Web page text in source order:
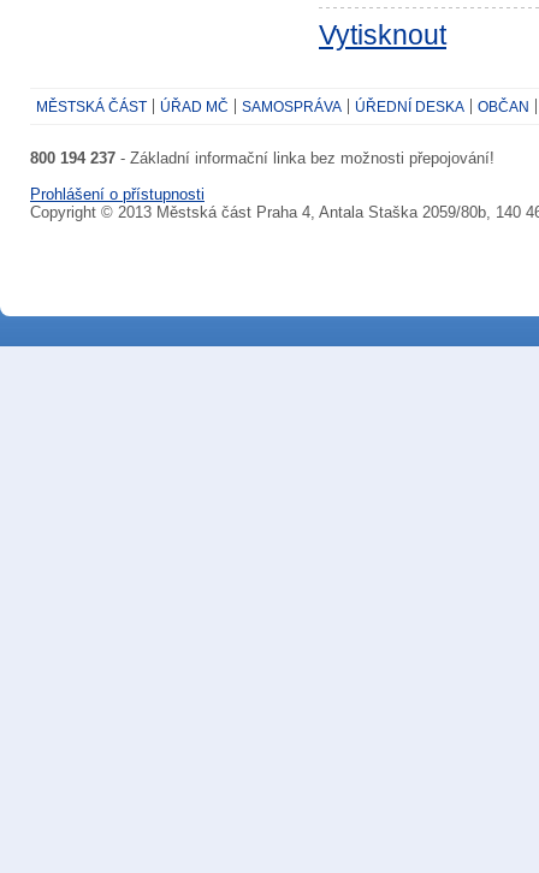
Vytisknout
MĚSTSKÁ ČÁST ÚŘAD MČ SAMOSPRÁVA ÚŘEDNÍ DESKA OBČAN
800 194 237 - Základní informační linka bez možnosti přepojování!
Prohlášení o přístupnosti
Copyright © 2013 Městská část Praha 4, Antala Staška 2059/80b, 140